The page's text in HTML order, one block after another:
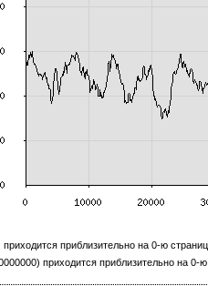
приблизительно на 0-ю
приходится приблизительно на 0-ю